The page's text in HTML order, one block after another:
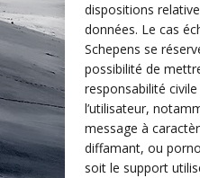
dispositions
données. Le cas
Schepens se
possibilité de
responsabilité
l’utilisateur,
message à
diffamant, ou
soit le support